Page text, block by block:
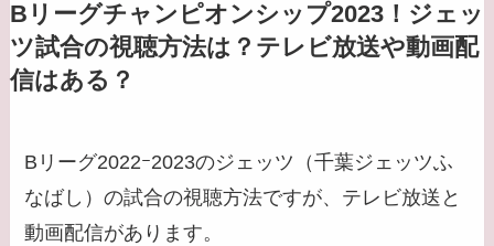
Bリーグチャンピオンシップ2023！ジェッ
ツ試合の視聴方法は？テレビ放送や動画配
信はある？
Bリーグ2022ｰ2023のジェッツ（千葉ジェッツふ
なばし）の試合の視聴方法ですが、テレビ放送と
動画配信があります。